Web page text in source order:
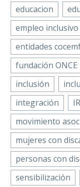
educacion
empleo inclusivo
entidades
fundación ONCE
inclusión
integración
movimiento
mujeres con
personas con
sensibilización